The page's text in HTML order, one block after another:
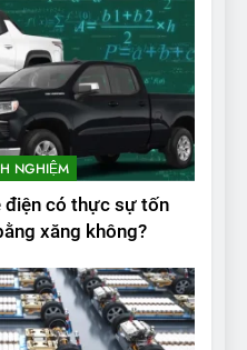
NGHIỆM
điện có thực sự tốn
xăng không?
đường thực tế
sản xuất
PHẠM VI PIN
phạm vi thực tế
Model 3 LR 2024